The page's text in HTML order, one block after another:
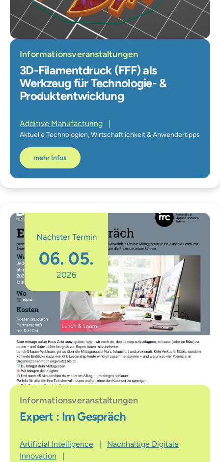
Informationsveranstaltungen
3D-Filamentdruck (FFF) als
Werkzeug für Technologie- &
Produktentwicklung
Additive Manufacturing
Aktuelle Technologien, Wirtschaftlichkeit & Anwendertipps
mehr Infos
Nächster Termin
06. 05.
2026
Informationsveranstaltungen
Expert : Im Gespräch
Artificial Intelligence | Nachhaltige Digitale
Innovation |